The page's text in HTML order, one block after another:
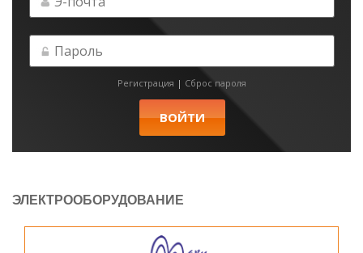
Регистрация | Сброс пароля
ЭЛЕКТРООБОРУДОВАНИЕ